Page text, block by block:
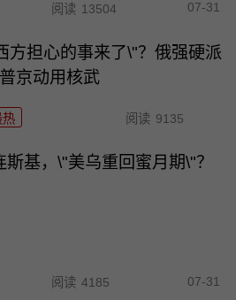
阅读 13504 07-31
方担心的事来了\"？俄强硬派
京动用核武
热 阅读 9135
基，\"美乌重回蜜月期\"？
阅读 4185 07-31